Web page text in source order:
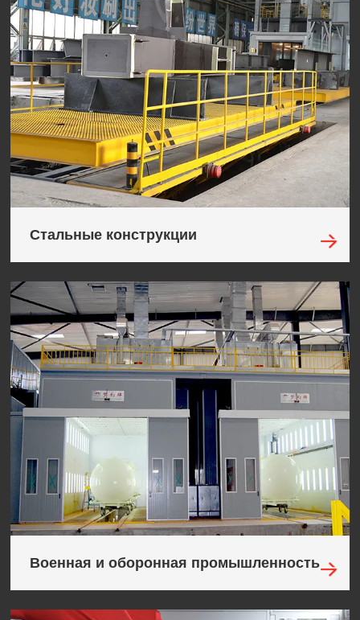
Стальные конструкции
Военная и оборонная промышленность